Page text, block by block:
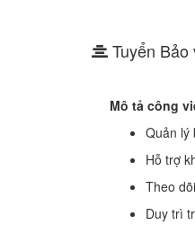
Tuyển
Mô tả công
Quản lý
Hỗ trợ
Theo
Duy trì